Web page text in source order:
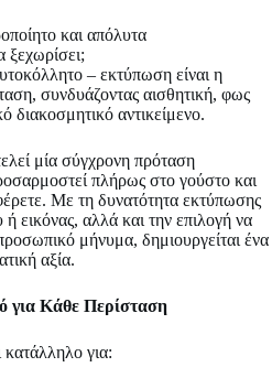
και απόλυτα
– εκτύπωση είναι η
συνδυάζοντας αισθητική, φως
διακοσμητικό αντικείμενο.
μία σύγχρονη πρόταση
πλήρως στο γούστο και
Με τη δυνατότητα εκτύπωσης
εικόνας, αλλά και την επιλογή να
μήνυμα, δημιουργείται ένα
αξία.
για Κάθε Περίσταση
κατάλληλο για: